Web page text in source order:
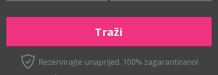
Rezervirajte unaprijed. 100% zagarantirano!